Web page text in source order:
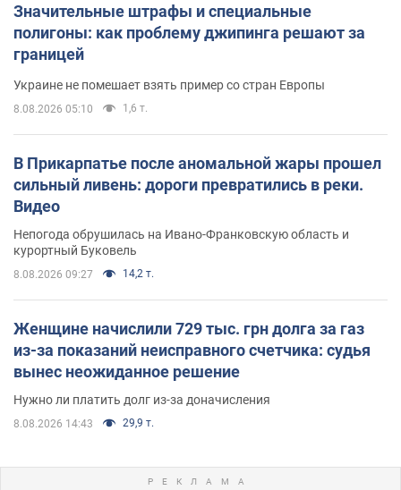
Значительные штрафы и специальные
полигоны: как проблему джипинга решают за
границей
Украине не помешает взять пример со стран Европы
8.08.2026 05:10 1,6 т.
В Прикарпатье после аномальной жары прошел
сильный ливень: дороги превратились в реки.
Видео
Непогода обрушилась на Ивано-Франковскую область и
курортный Буковель
8.08.2026 09:27 14,2 т.
Женщине начислили 729 тыс. грн долга за газ
из-за показаний неисправного счетчика: судья
вынес неожиданное решение
Нужно ли платить долг из-за доначисления
8.08.2026 14:43 29,9 т.